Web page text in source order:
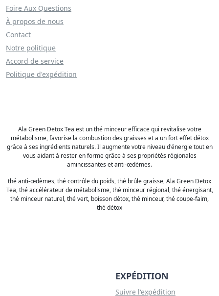
Foire Aux Questions
À propos de nous
Contact
Notre politique
Accord de service
Politique d'expédition
Ala Green Detox Tea est un thé minceur efficace qui revitalise votre
métabolisme, favorise la combustion des graisses et a un fort effet détox
grâce à ses ingrédients naturels. Il augmente votre niveau d'énergie tout en
vous aidant à rester en forme grâce à ses propriétés régionales
amincissantes et anti-œdèmes.
thé anti-œdèmes, thé contrôle du poids, thé brûle graisse, Ala Green Detox
Tea, thé accélérateur de métabolisme, thé minceur régional, thé énergisant,
thé minceur naturel, thé vert, boisson détox, thé minceur, thé coupe-faim,
thé détox
EXPÉDITION
Suivre l'expédition